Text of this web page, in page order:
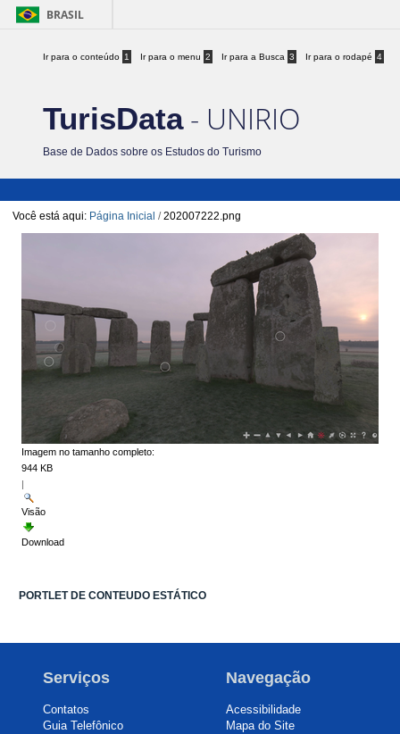
BRASIL
Ir para o conteúdo 1 Ir para o menu 2 Ir para a Busca 3 Ir para o rodapé 4
TurisData- UNIRIO
Base de Dados sobre os Estudos do Turismo
Você está aqui: Página Inicial /202007222.png
Imagem no tamanho completo:
944 KB
|
Visão
Download
PORTLET DE CONTEUDO ESTÁTICO
Serviços
Contatos
Guia Telefônico
Navegação
Acessibilidade
Mapa do Site